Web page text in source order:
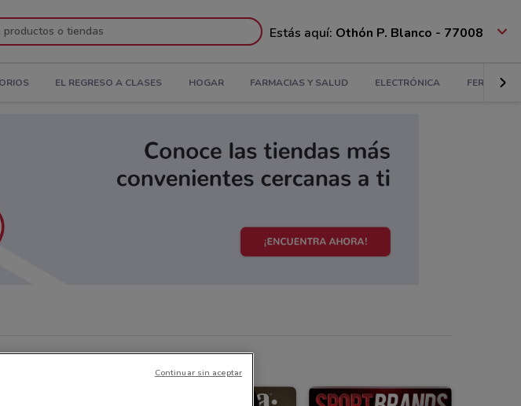
Estás aquí: Othón P. Blanco - 77008
EL REGRESO A CLASES HOGAR FARMACIAS Y SALUD ELECTRÓNICA
Continuar sin aceptar